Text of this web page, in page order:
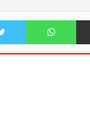
Twitter WhatsApp